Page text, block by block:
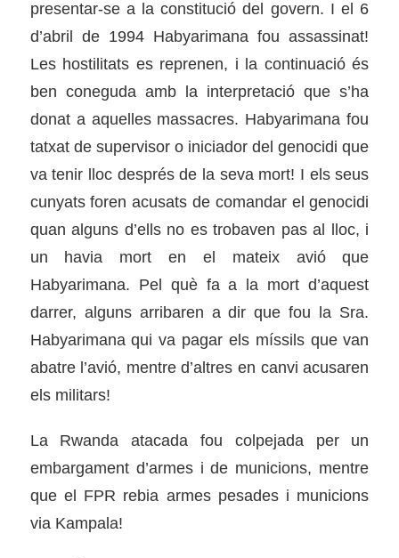
presentar-se a la constitució del govern. I el 6
d’abril de 1994 Habyarimana fou assassinat!
Les hostilitats es reprenen, i la continuació és
ben coneguda amb la interpretació que s’ha
donat a aquelles massacres. Habyarimana fou
tatxat de supervisor o iniciador del genocidi que
va tenir lloc després de la seva mort! I els seus
cunyats foren acusats de comandar el genocidi
quan alguns d’ells no es trobaven pas al lloc, i
un havia mort en el mateix avió que
Habyarimana. Pel què fa a la mort d’aquest
darrer, alguns arribaren a dir que fou la Sra.
Habyarimana qui va pagar els míssils que van
abatre l’avió, mentre d’altres en canvi acusaren
els militars!
La Rwanda atacada fou colpejada per un
embargament d’armes i de municions, mentre
que el FPR rebia armes pesades i municions
via Kampala!